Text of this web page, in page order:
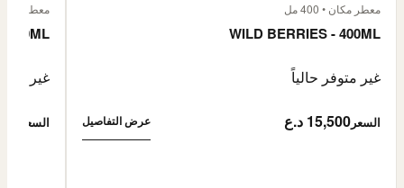
معطر مكان • 400 مل
WILD BERRIES - 400ML
غير متوفر حالياً
السعر 15,500 د.ع عرض التفاصيل
معطر مكان •
400ML
غير
السعر